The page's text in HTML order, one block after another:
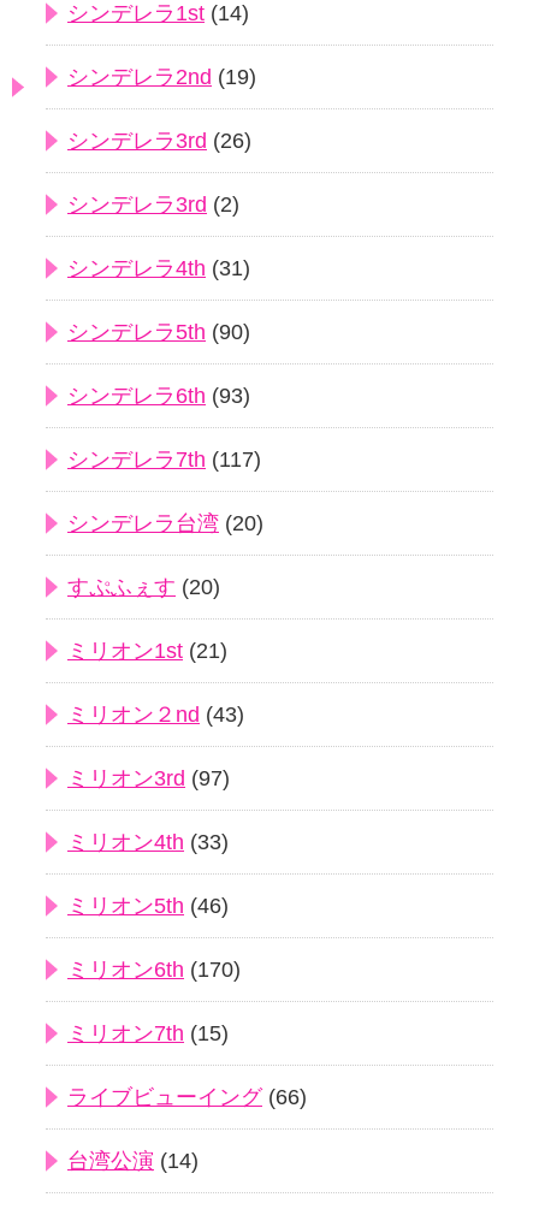
シンデレラ1st (14)
シンデレラ2nd (19)
シンデレラ3rd (26)
シンデレラ3rd (2)
シンデレラ4th (31)
シンデレラ5th (90)
シンデレラ6th (93)
シンデレラ7th (117)
シンデレラ台湾 (20)
すぷふぇす (20)
ミリオン1st (21)
ミリオン２nd (43)
ミリオン3rd (97)
ミリオン4th (33)
ミリオン5th (46)
ミリオン6th (170)
ミリオン7th (15)
ライブビューイング(66)
台湾公演 (14)